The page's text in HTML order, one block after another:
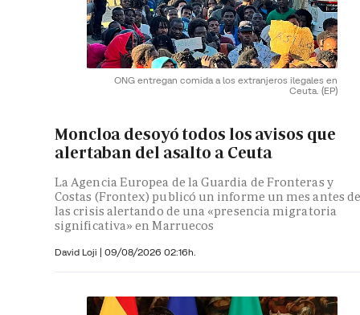
ONG entregan comida a los extranjeros ilegales en
Ceuta. (EP)
Moncloa desoyó todos los avisos que
alertaban del asalto a Ceuta
La Agencia Europea de la Guardia de Fronteras y
Costas (Frontex) publicó un informe un mes antes
las crisis alertando de una «presencia migratoria
significativa» en Marruecos
David Loji | 09/08/2026 02:16h.